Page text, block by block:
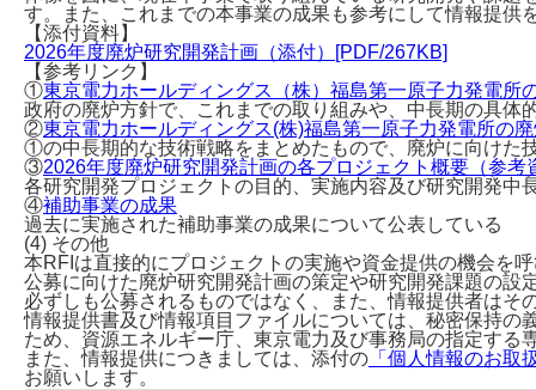
す。また、これまでの本事業の成果も参考にして情報提供
【添付資料】
2026年度廃炉研究開発計画（添付）[PDF/267KB]
【参考リンク】
①東京電力ホールディングス（株）福島第一原子力発電所
政府の廃炉方針で、これまでの取り組みや、中長期の具体
②東京電力ホールディングス(株)福島第一原子力発電所の
①の中長期的な技術戦略をまとめたもので、廃炉に向けた
③2026年度廃炉研究開発計画の各プロジェクト概要（参考
各研究開発プロジェクトの目的、実施内容及び研究開発中
④補助事業の成果
過去に実施された補助事業の成果について公表している
(4) その他
本RFIは直接的にプロジェクトの実施や資金提供の機会を
公募に向けた廃炉研究開発計画の策定や研究開発課題の
必ずしも公募されるものではなく、また、情報提供者はそ
情報提供書及び情報項目ファイルについては、秘密保持
ため、資源エネルギー庁、東京電力及び事務局の指定する
また、情報提供につきましては、添付の 「個人情報のお取
お願いします。